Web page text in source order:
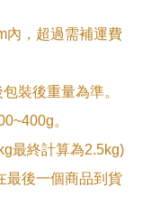
內，超過需補運費
裝後重量為準。
。
最終計算為2.5kg)
最後一個商品到貨